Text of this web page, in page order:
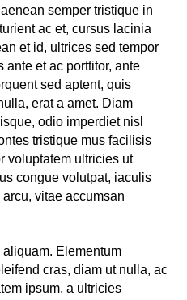
semper tristique in
ac et, cursus lacinia
et id, ultrices sed tempor
ante et ac porttitor, ante
sed aptent, quis
erat a amet. Diam
odio imperdiet nisl
tristique mus facilisis
voluptatem ultricies ut
congue volutpat, iaculis
vitae accumsan
Elementum
cras, diam ut nulla, ac
ipsum, a ultricies